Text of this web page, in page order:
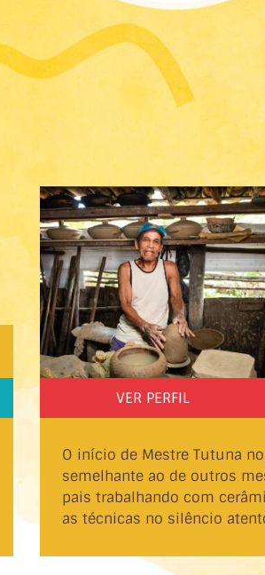
VER PERFIL
O início de Mestre Tutuna
semelhante ao de outros
pais trabalhando com
as técnicas no silêncio